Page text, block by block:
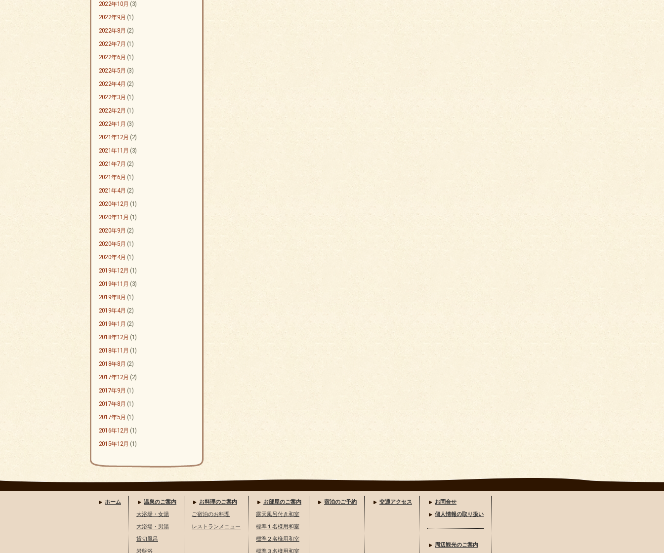
2022年10月 (3)
2022年9月 (1)
2022年8月 (2)
2022年7月 (1)
2022年6月 (1)
2022年5月 (3)
2022年4月 (2)
2022年3月 (1)
2022年2月 (1)
2022年1月 (3)
2021年12月 (2)
2021年11月 (3)
2021年7月 (2)
2021年6月 (1)
2021年4月 (2)
2020年12月 (1)
2020年11月 (1)
2020年9月 (2)
2020年5月 (1)
2020年4月 (1)
2019年12月 (1)
2019年11月 (3)
2019年8月 (1)
2019年4月 (2)
2019年1月 (2)
2018年12月 (1)
2018年11月 (1)
2018年8月 (2)
2017年12月 (2)
2017年9月 (1)
2017年8月 (1)
2017年5月 (1)
2016年12月 (1)
2015年12月 (1)
ホーム
温泉のご案内
大浴場・女湯
大浴場・男湯
貸切風呂
岩盤浴
お料理のご案内
ご宿泊のお料理
レストランメニュー
お部屋のご案内
露天風呂付き和室
標準１名様用和室
標準２名様用和室
標準３名様用和室
宿泊のご予約 交通アクセス
お問合せ
個人情報の取り扱い
周辺観光のご案内